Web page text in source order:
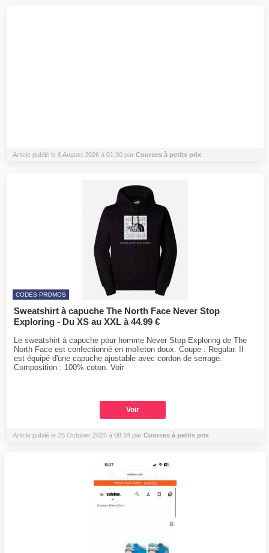
Article publié le 6 August 2026 à 01:30 par Courses à petits prix
CODES PROMOS
Sweatshirt à capuche The North Face Never Stop
Exploring - Du XS au XXL à 44.99 €
Le sweatshirt à capuche pour homme Never Stop Exploring de The
North Face est confectionné en molleton doux. Coupe : Regular. Il
est équipé d'une capuche ajustable avec cordon de serrage.
Composition : 100% coton. Voir
Voir
Article publié le 25 October 2025 à 08:34 par Courses à petits prix